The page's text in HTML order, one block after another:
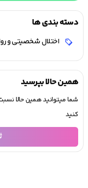
دسته بندی ها
اختلال شخصیتی و
همین حالا بپرسید
شما میتوانید همین حالا
کنید